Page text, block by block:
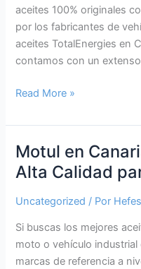
aceites 100% originales
por los fabricantes de
aceites TotalEnergies en
contamos con un
Lubricantes
en
Canarias:
Máxima
Calidad
al
Precio
Read More »
Motul en
Alta Calidad
Uncategorized / Por
Si buscas los mejores
moto o vehículo industrial
marcas de referencia a